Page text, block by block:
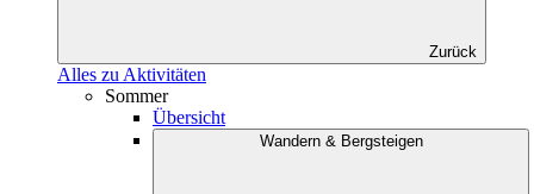
Zurück
Alles zu Aktivitäten
Sommer
Übersicht
Wandern & Bergsteigen